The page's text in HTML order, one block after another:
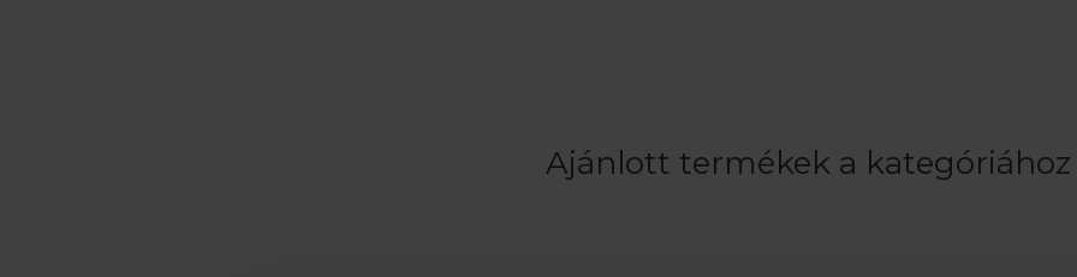
Ajánlott termékek a kategóriához